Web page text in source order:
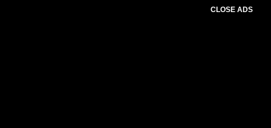
CLOSE ADS